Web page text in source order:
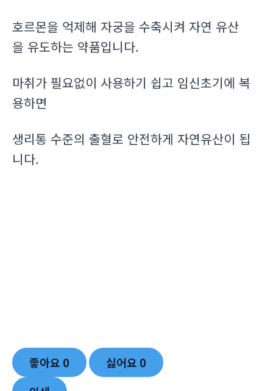
호르몬을 억제해 자궁을 수축시켜 자연 유산
을 유도하는 약품입니다.
마취가 필요없이 사용하기 쉽고 임신초기에 복
용하면
생리통 수준의 출혈로 안전하게 자연유산이 됩
니다.
좋아요 0 싫어요 0